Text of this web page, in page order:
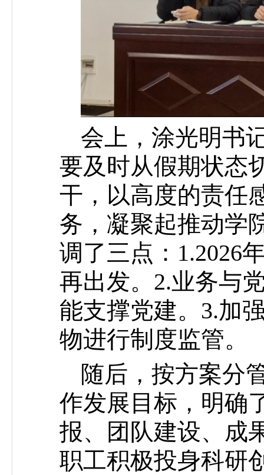
会上，涂光明书
要及时从假期状态
干，以高度的责任
务，凝聚起推动学
调了三点：1.2026
再出发。2.业务与
能支撑党建。3.加
物进行制度监管。
随后，按方案分
作发展目标，明确
报、团队建设、成
职工积极投身科研